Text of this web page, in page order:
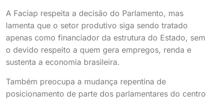
A Faciap respeita a decisão do Parlamento, mas
lamenta que o setor produtivo siga sendo tratado
apenas como financiador da estrutura do Estado, sem
o devido respeito a quem gera empregos, renda e
sustenta a economia brasileira.
Também preocupa a mudança repentina de
posicionamento de parte dos parlamentares do centro